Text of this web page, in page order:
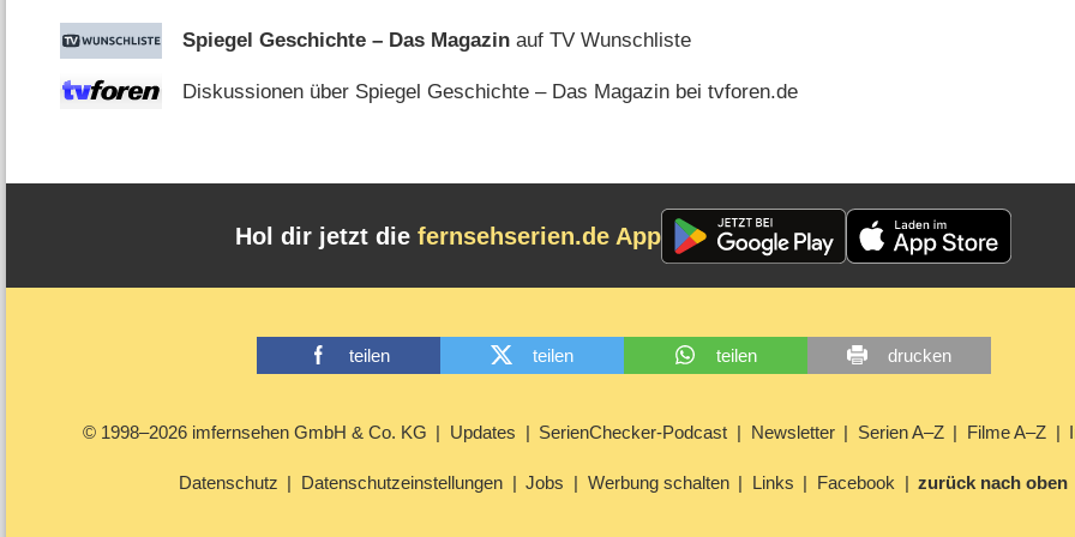
Spiegel Geschichte – Das Magazin auf TV Wunschliste
Diskussionen über Spiegel Geschichte – Das Magazin bei tvforen.de
Hol dir jetzt die fernsehserien.de App
teilen teilen teilen drucken
© 1998–2026 imfernsehen GmbH & Co. KG Updates SerienChecker-Podcast Newsletter Serien A–Z Filme A–Z
Datenschutz Datenschutzeinstellungen Jobs Werbung schalten Links Facebook zurück nach oben